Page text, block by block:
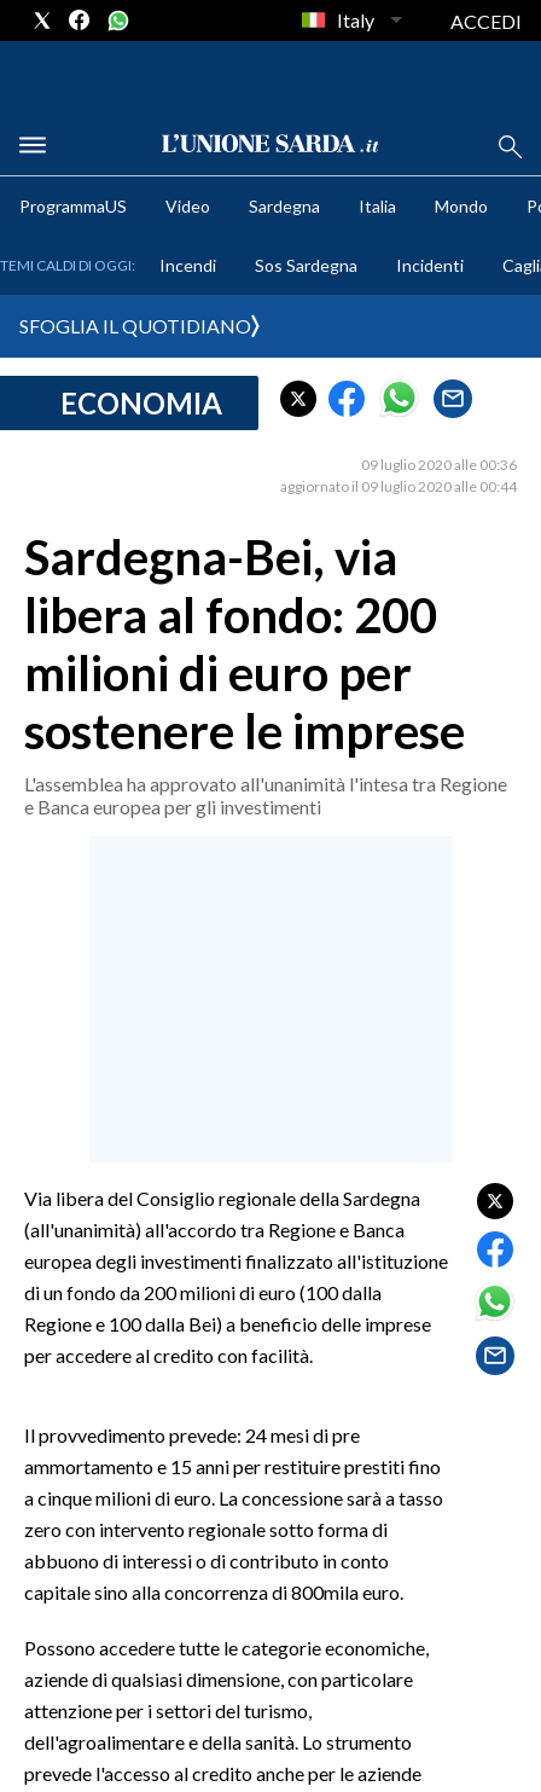
METEO
CRONACA SARDEGNA
MEDIO CAMPIDANO
ORISTANO E PROVINCIA
SASSARI E PROVINCIA
GALLURA
NUORO E PROVINCIA
OGLIASTRA
SPORT IN SARDEGNA
SPORT
RISULTATI E CLASSIFICHE
VOLLEY
TENNIS
ALTRI SPORT
SPETTACOLI
GOSSIP
Italy ACCEDI
ProgrammaUS Video Sardegna Italia Mondo
TEMI CALDI DI OGGI: Incendi Sos Sardegna Incidenti
SFOGLIA IL QUOTIDIANO
ECONOMIA
09 luglio 2020 alle 00:36
aggiornato il 09 luglio 2020 alle 00:44
Sardegna-Bei, via
libera al fondo: 200
milioni di euro per
sostenere le imprese
L'assemblea ha approvato all'unanimità l'intesa tra Regione
e Banca europea per gli investimenti
Via libera del Consiglio regionale della Sardegna
(all'unanimità) all'accordo tra Regione e Banca
europea degli investimenti finalizzato all'istituzione
di un fondo da 200 milioni di euro (100 dalla
Regione e 100 dalla Bei) a beneficio delle imprese
per accedere al credito con facilità.
Il provvedimento prevede: 24 mesi di pre
ammortamento e 15 anni per restituire prestiti fino
a cinque milioni di euro. La concessione sarà a tasso
zero con intervento regionale sotto forma di
abbuono di interessi o di contributo in conto
capitale sino alla concorrenza di 800mila euro.
Possono accedere tutte le categorie economiche,
aziende di qualsiasi dimensione, con particolare
attenzione per i settori del turismo,
dell'agroalimentare e della sanità. Lo strumento
prevede l'accesso al credito anche per le aziende